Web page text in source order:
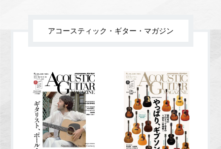
アコースティック・ギター・マガジン